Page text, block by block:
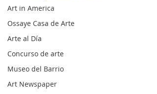
Art in America
Ossaye Casa de Arte
Arte al Día
Concurso de arte
Museo del Barrio
Art Newspaper